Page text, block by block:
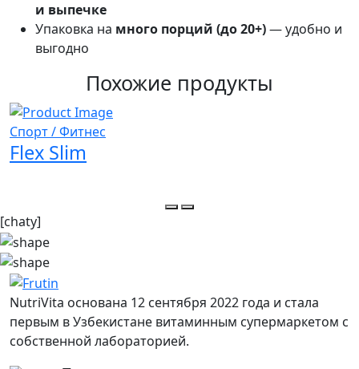
и выпечке
Упаковка на много порций (до 20+)— удобно и
выгодно
Похожие продукты
Спорт / Фитнес
Flex Slim
[chaty]
NutriVita основана 12 сентября 2022 года и стала
первым в Узбекистане витаминным супермаркетом с
собственной лабораторией.